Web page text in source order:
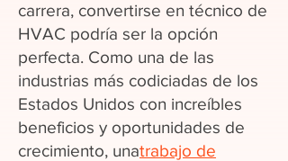
carrera, convertirse en técnico de
HVAC podría ser la opción
perfecta. Como una de las
industrias más codiciadas de los
Estados Unidos con increíbles
beneficios y oportunidades de
crecimiento, unatrabajo de